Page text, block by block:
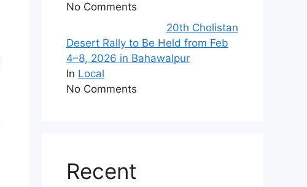
No Comments
20th Cholistan
Desert Rally to Be Held from Feb
4–8, 2026 in Bahawalpur
In Local
No Comments
Recent